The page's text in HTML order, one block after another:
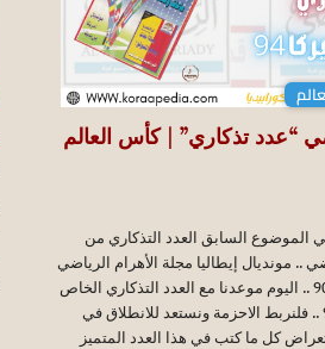
“عدد تذكاري” | كأس العالم
الموضوع السابق العدد التذكاري من
.. مونديال إيطاليا مجلة الأهرام الرياضي
.. مونديال إيطاليا 90 .. اليوم موعدنا مع العدد التذكاري الخاص
بمونديال أمريكا 94 .. فلنربط الاحزمة ونستعد للانطلاق في
كل ما كتب في هذا العدد المتميز